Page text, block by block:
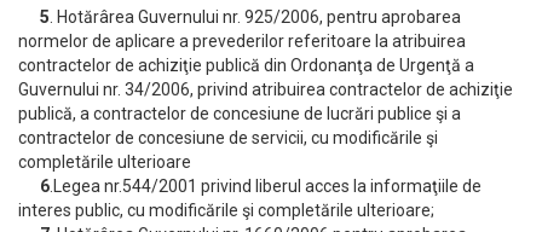
5 . Hotărârea Guvernului nr. 925/2006, pentru aprobarea
normelor de aplicare a prevederilor referitoare la atribuirea
contractelor de achiziţie publică din Ordonanţa de Urgenţă a
Guvernului nr. 34/2006, privind atribuirea contractelor de achiziţie
publică, a contractelor de concesiune de lucrări publice şi a
contractelor de concesiune de servicii, cu modificările şi
completările ulterioare
6 .Legea nr.544/2001 privind liberul acces la informaţiile de
interes public, cu modificările şi completările ulterioare;